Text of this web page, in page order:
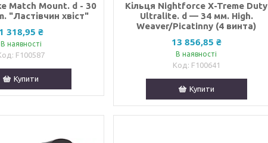
Match Mount. d - 30
"Ластівчин хвіст"
1 318,95 ₴
В наявності
F100587
Купити
Кільця Nightforce X-Treme Duty
Ultralite. d — 34 мм. High.
Weaver/Picatinny (4 винта)
13 856,85 ₴
В наявності
F100641
Купити